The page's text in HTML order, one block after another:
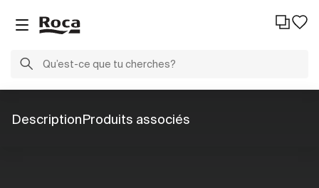
DescriptionProduits associés